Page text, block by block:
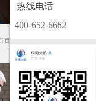
热线电话
400-652-6662
页